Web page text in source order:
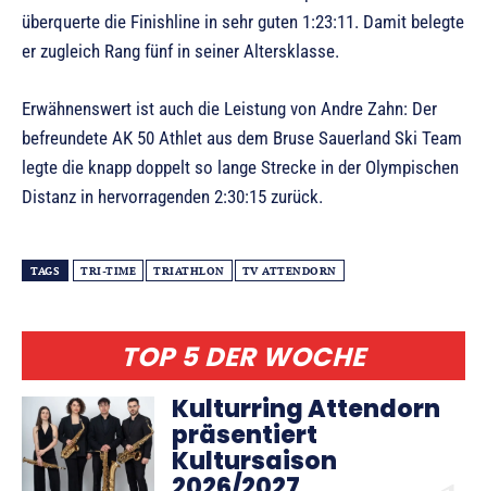
TOP 5 DER WOCHE
Kulturring Attendorn
präsentiert
Kultursaison
überquerte die Finishline in sehr guten 1:23:11. Damit belegte
er zugleich Rang fünf in seiner Altersklasse.
Erwähnenswert ist auch die Leistung von Andre Zahn: Der
befreundete AK 50 Athlet aus dem Bruse Sauerland Ski Team
legte die knapp doppelt so lange Strecke in der Olympischen
Distanz in hervorragenden 2:30:15 zurück.
TAGS TRI-TIME TRIATHLON TV ATTENDORN